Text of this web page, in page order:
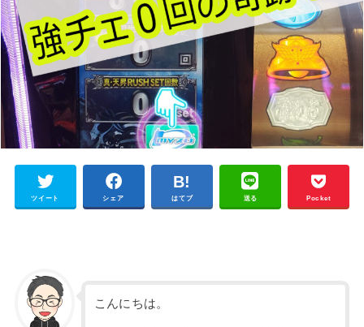
ツイート シェア はてブ 送る Pocket
こんにちは。